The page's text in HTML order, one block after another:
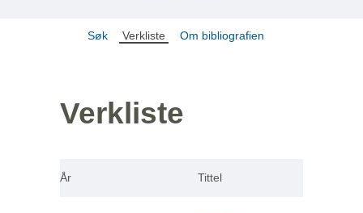
Søk Verkliste Om bibliografien
Verkliste
År Tittel